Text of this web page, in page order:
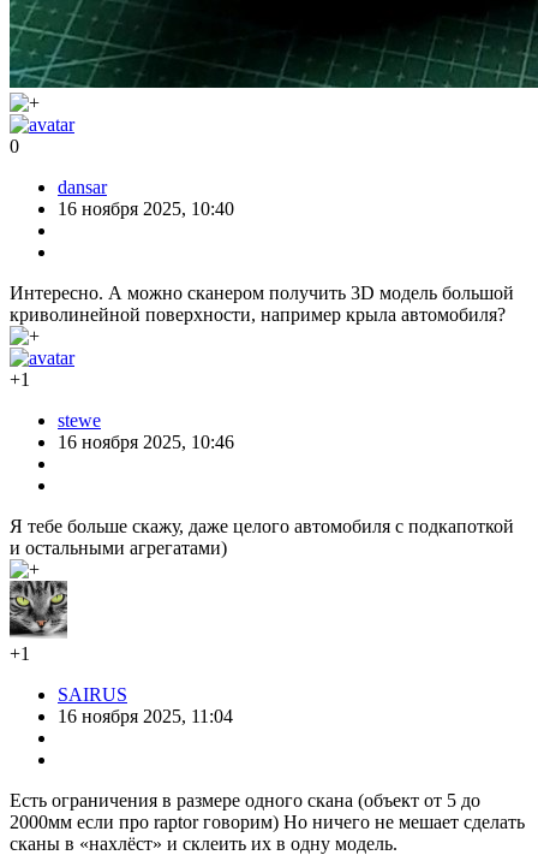
0
dansar
16 ноября 2025, 10:40
Интересно. А можно сканером получить 3D модель большой
криволинейной поверхности, например крыла автомобиля?
+1
stewe
16 ноября 2025, 10:46
Я тебе больше скажу, даже целого автомобиля с подкапоткой
и остальными агрегатами)
+1
SAIRUS
16 ноября 2025, 11:04
Есть ограничения в размере одного скана (объект от 5 до
2000мм если про raptor говорим) Но ничего не мешает сделать
сканы в «нахлёст» и склеить их в одну модель.